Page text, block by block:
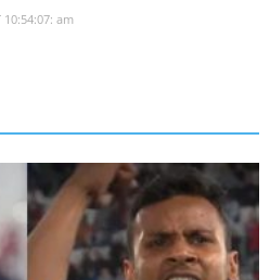
10:54:07: am